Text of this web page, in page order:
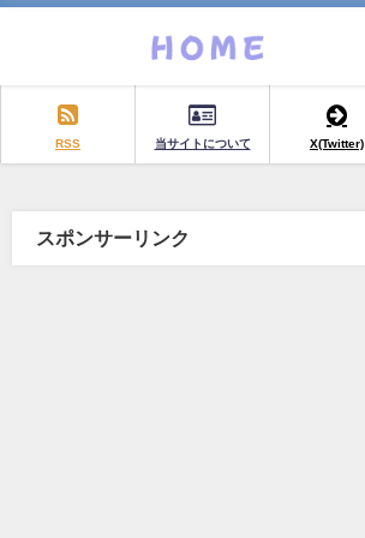
RSS 当サイトについて X(Twitter)
スポンサーリンク